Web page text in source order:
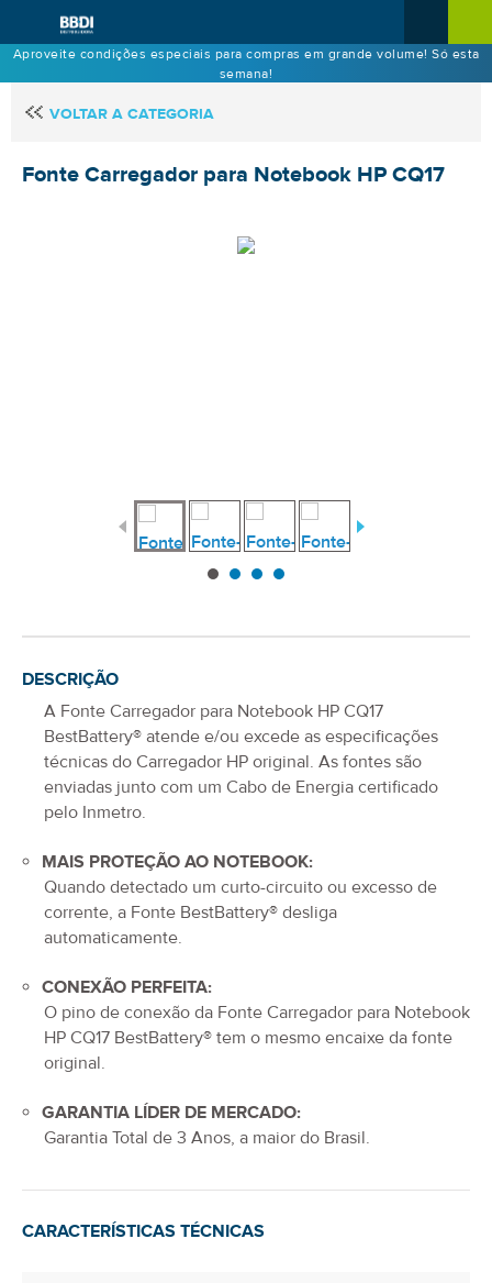
Aproveite condições especiais para compras em grande volume! Só esta
semana!
VOLTAR A CATEGORIA
Fonte Carregador para Notebook HP CQ17
DESCRIÇÃO
A Fonte Carregador para Notebook HP CQ17
BestBattery® atende e/ou excede as especificações
técnicas do Carregador HP original. As fontes são
enviadas junto com um Cabo de Energia certificado
pelo Inmetro.
MAIS PROTEÇÃO AO NOTEBOOK:
Quando detectado um curto-circuito ou excesso de
corrente, a Fonte BestBattery® desliga
automaticamente.
CONEXÃO PERFEITA:
O pino de conexão da Fonte Carregador para Notebook
HP CQ17 BestBattery® tem o mesmo encaixe da fonte
original.
GARANTIA LÍDER DE MERCADO:
Garantia Total de 3 Anos, a maior do Brasil.
CARACTERÍSTICAS TÉCNICAS